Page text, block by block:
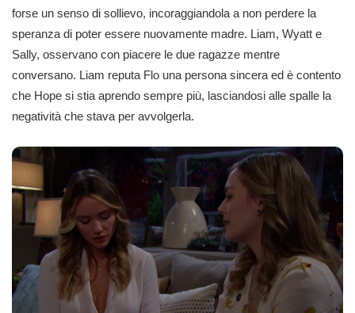
forse un senso di sollievo, incoraggiandola a non perdere la
speranza di poter essere nuovamente madre. Liam, Wyatt e
Sally, osservano con piacere le due ragazze mentre
conversano. Liam reputa Flo una persona sincera ed è contento
che Hope si stia aprendo sempre più, lasciandosi alle spalle la
negatività che stava per avvolgerla.